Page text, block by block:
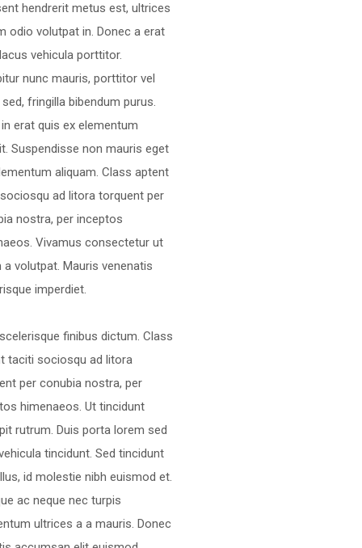
hendrerit metus est, ultrices
odio volutpat in. Donec a erat
vehicula porttitor.
nunc mauris, porttitor vel
fringilla bibendum purus.
erat quis ex elementum
Suspendisse non mauris eget
aliquam. Class aptent
ad litora torquent per
nostra, per inceptos
Vivamus consectetur ut
a volutpat. Mauris venenatis
imperdiet.
finibus dictum. Class
taciti sociosqu ad litora
per conubia nostra, per
himenaeos. Ut tincidunt
rutrum. Duis porta lorem sed
tincidunt. Sed tincidunt
id molestie nibh euismod et.
ac neque nec turpis
ultrices a a mauris. Donec